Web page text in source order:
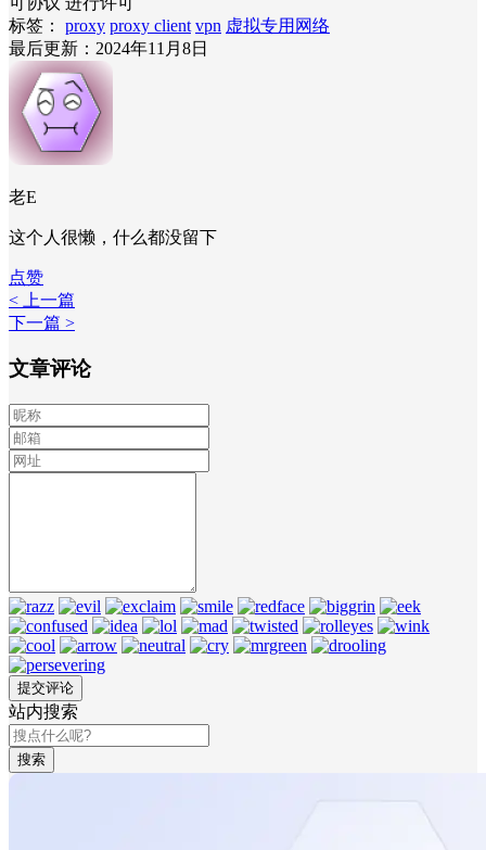
标签：
proxy proxy client vpn 虚拟专用网络
最后更新：2024年11月8日
老E
这个人很懒，什么都没留下
点赞
< 上一篇
下一篇 >
文章评论
站内搜索
搜索